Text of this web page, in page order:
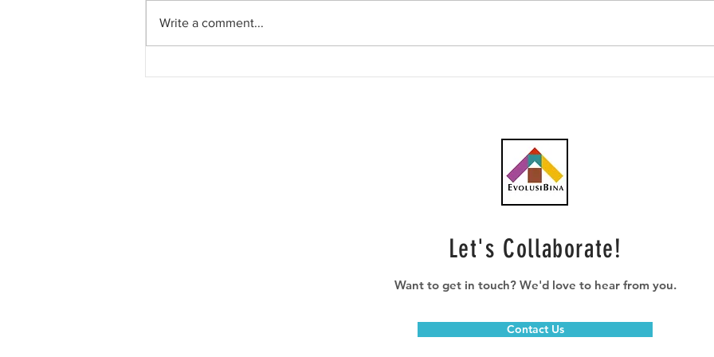
Write a comment...
Let's Collaborate!
Want to get in touch? We'd love to hear from you.
Contact Us